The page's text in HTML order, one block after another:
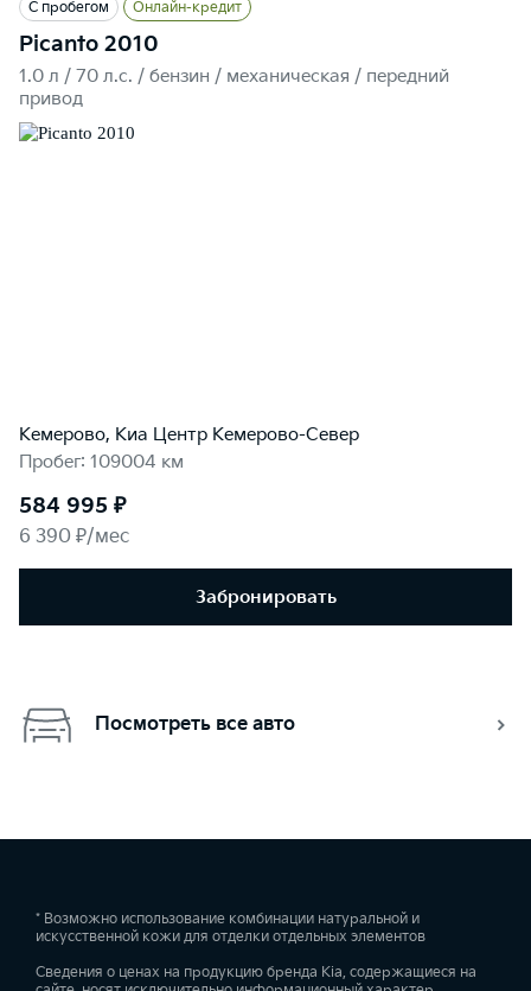
С пробегом Онлайн-кредит
Picanto 2010
1.0 л / 70 л.c. / бензин / механическая / передний
привод
Кемерово, Киа Центр Кемерово-Север
Пробег: 109004 км
584 995 ₽
6 390 ₽/мес
Забронировать
Посмотреть все авто
* Возможно использование комбинации натуральной и
искусственной кожи для отделки отдельных элементов
Сведения о ценах на продукцию бренда Kia, содержащиеся на